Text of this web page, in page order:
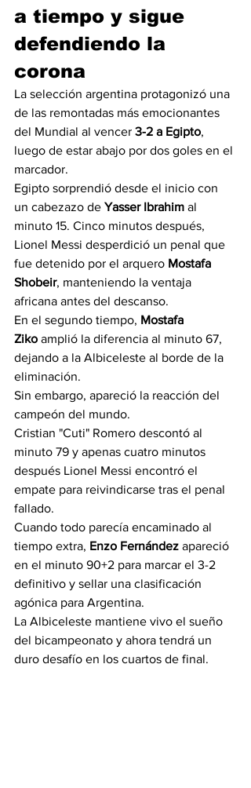
a tiempo y sigue
defendiendo la
corona
La selección argentina protagonizó una
de las remontadas más emocionantes
del Mundial al vencer 3-2 a Egipto,
luego de estar abajo por dos goles en el
marcador.
Egipto sorprendió desde el inicio con
un cabezazo de Yasser Ibrahim al
minuto 15. Cinco minutos después,
Lionel Messi desperdició un penal que
fue detenido por el arquero Mostafa
Shobeir, manteniendo la ventaja
africana antes del descanso.
En el segundo tiempo, Mostafa
Ziko amplió la diferencia al minuto 67,
dejando a la Albiceleste al borde de la
eliminación.
Sin embargo, apareció la reacción del
campeón del mundo.
Cristian "Cuti" Romero descontó al
minuto 79 y apenas cuatro minutos
después Lionel Messi encontró el
empate para reivindicarse tras el penal
fallado.
Cuando todo parecía encaminado al
tiempo extra, Enzo Fernández apareció
en el minuto 90+2 para marcar el 3-2
definitivo y sellar una clasificación
agónica para Argentina.
La Albiceleste mantiene vivo el sueño
del bicampeonato y ahora tendrá un
duro desafío en los cuartos de final.